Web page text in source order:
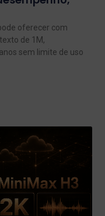
oferecer com
de 1M,
sem limite de uso